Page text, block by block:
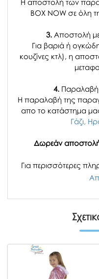
Η αποστολή των
BOX NOW σε όλη
3. Αποστολή
Για βαριά ή
κουζίνες κτλ), η
4.
H παραλαβή της
απο το κατάστημα
Γάζι,
Δωρεάν
Για περισσότερες